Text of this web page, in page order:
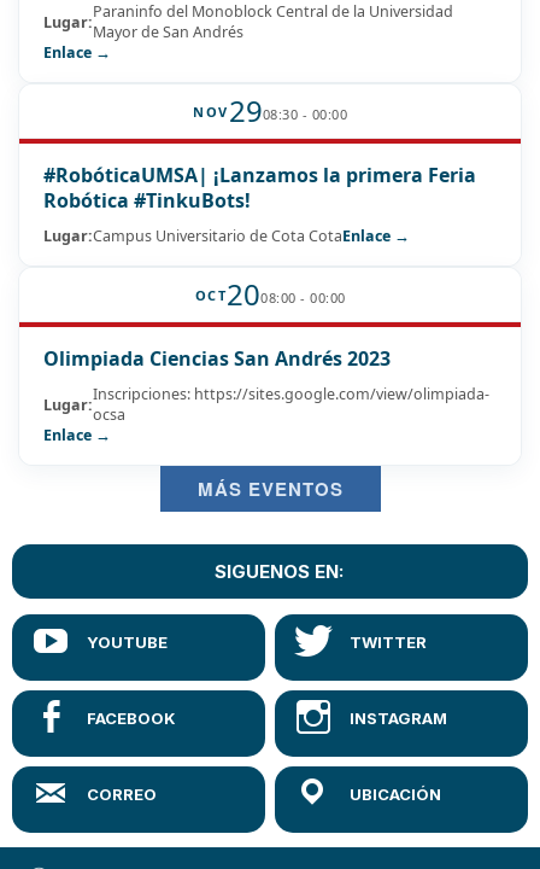
Lugar:Paraninfo del Monoblock Central de la Universidad
Mayor de San Andrés
Enlace →
NOV 2908:30 - 00:00
#RobóticaUMSA| ¡Lanzamos la primera Feria
Robótica #TinkuBots!
Lugar:Campus Universitario de Cota CotaEnlace →
OCT2008:00 - 00:00
Olimpiada Ciencias San Andrés 2023
Lugar:Inscripciones: https://sites.google.com/view/olimpiada-
ocsa
Enlace →
MÁS EVENTOS
SIGUENOS EN: